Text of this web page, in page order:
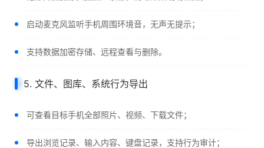
启动麦克风监听手机周围环境音，无声无提示；
支持数据加密存储、远程查看与删除。
5. 文件、图库、系统行为导出
可查看目标手机全部照片、视频、下载文件；
导出浏览记录、输入内容、键盘记录，支持行为审计；